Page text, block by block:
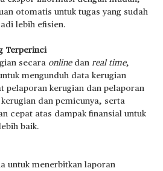
otomatis untuk tugas yang sudah
lebih efisien.
Terperinci
secara online dan real time,
mengunduh data kerugian
pelaporan kerugian dan pelaporan
dan pemicunya, serta
cepat atas dampak finansial untuk
baik.
untuk menerbitkan laporan